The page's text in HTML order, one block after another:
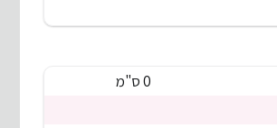
0 ס"מ